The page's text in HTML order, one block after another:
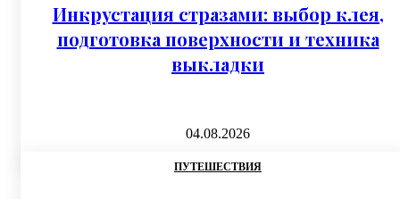
Инкрустация стразами: выбор клея,
подготовка поверхности и техника
выкладки
04.08.2026
ПУТЕШЕСТВИЯ